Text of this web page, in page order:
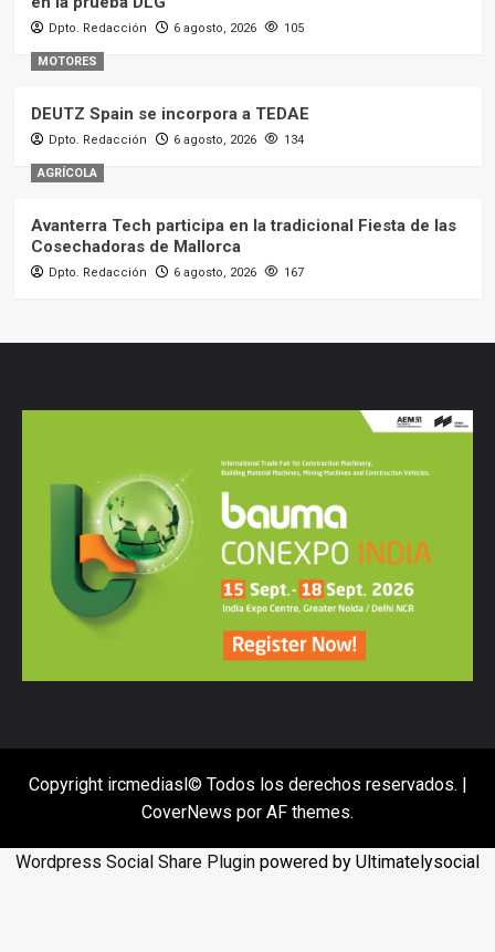
Dpto. Redacción 6 agosto, 2026 105
MOTORES
DEUTZ Spain se incorpora a TEDAE
Dpto. Redacción 6 agosto, 2026 134
AGRÍCOLA
Avanterra Tech participa en la tradicional Fiesta de las
Cosechadoras de Mallorca
Dpto. Redacción 6 agosto, 2026 167
Copyright ircmediasl© Todos los derechos reservados. |
CoverNews por AF themes.
Wordpress Social Share Plugin powered by Ultimatelysocial